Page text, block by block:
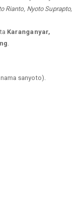
Rianto, Nyoto Suprapto,
Karanganyar,
sanyoto).